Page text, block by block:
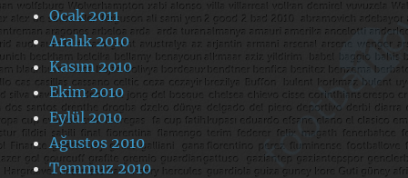
Ocak 2011
Aralık 2010
Kasım 2010
Ekim 2010
Eylül 2010
Ağustos 2010
Temmuz 2010